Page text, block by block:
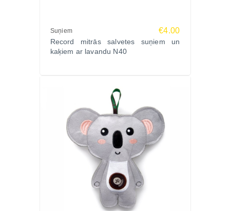
Suņiem €4.00
Record mitrās salvetes suņiem un
kaķiem ar lavandu N40